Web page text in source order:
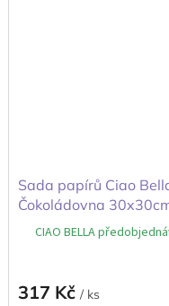
Sada papírů Ciao
Čokoládovna
CIAO BELLA
317 Kč / ks